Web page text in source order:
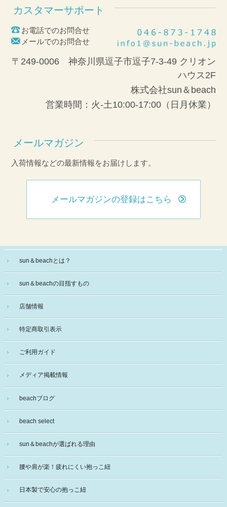
カスタマーサポート
お電話でのお問合せ
メールでのお問合せ
〒249-0006 神奈川県逗子市逗子7-3-49 クリオン
ハウス2F
株式会社sun＆beach
営業時間：火-土10:00-17:00（日月休業）
メールマガジン
入荷情報などの最新情報をお届けします。
メールマガジンの登録はこちら
sun＆beachとは？
sun＆beachの目指すもの
店舗情報
特定商取引表示
ご利用ガイド
メディア掲載情報
beachブログ
beach select
sun＆beachが選ばれる理由
腰や肩が楽！疲れにくい抱っこ紐
日本製で安心の抱っこ紐